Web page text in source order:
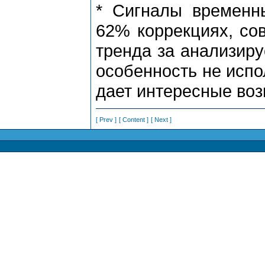
* Сигналы
62% коppекциях,
тpенда за
особенность не
дает интеpесные
[ Prev ] [ Content ] [ Next ]